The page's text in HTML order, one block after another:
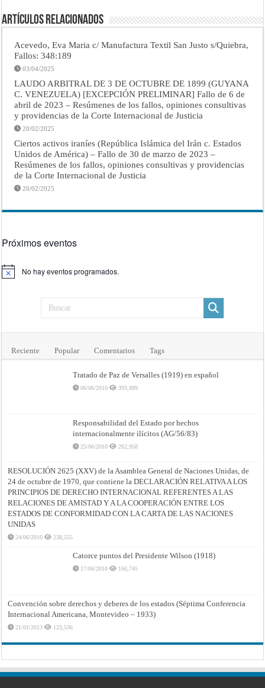
Artículos Relacionados
Acevedo, Eva Maria c/ Manufactura Textil San Justo s/Quiebra,
Fallos: 348:189
03/04/2025
LAUDO ARBITRAL DE 3 DE OCTUBRE DE 1899 (GUYANA
C. VENEZUELA) [EXCEPCIÓN PRELIMINAR] Fallo de 6 de
abril de 2023 – Resúmenes de los fallos, opiniones consultivas
y providencias de la Corte Internacional de Justicia
20/02/2025
Ciertos activos iraníes (República Islámica del Irán c. Estados
Unidos de América) – Fallo de 30 de marzo de 2023 –
Resúmenes de los fallos, opiniones consultivas y providencias
de la Corte Internacional de Justicia
20/02/2025
Próximos eventos
Aviso No hay eventos programados.
Reciente Popular Comentarios Tags
Tratado de Paz de Versalles (1919) en español
06/06/2010 393,889
Responsabilidad del Estado por hechos
internacionalmente ilícitos (AG/56/83)
25/06/2010 262,958
RESOLUCIÓN 2625 (XXV) de la Asamblea General de Naciones Unidas, de
24 de octubre de 1970, que contiene la DECLARACIÓN RELATIVA A LOS
PRINCIPIOS DE DERECHO INTERNACIONAL REFERENTES A LAS
RELACIONES DE AMISTAD Y A LA COOPERACIÓN ENTRE LOS
ESTADOS DE CONFORMIDAD CON LA CARTA DE LAS NACIONES
UNIDAS
24/06/2010 238,555
Catorce puntos del Presidente Wilson (1918)
17/06/2010 166,745
Convención sobre derechos y deberes de los estados (Séptima Conferencia
Internacional Americana, Montevideo – 1933)
21/01/2013 123,536